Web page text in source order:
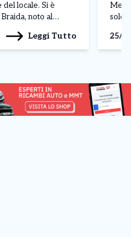
locale. Si è
noto al
Cafè,
Leggi Tutto
sold
i25/